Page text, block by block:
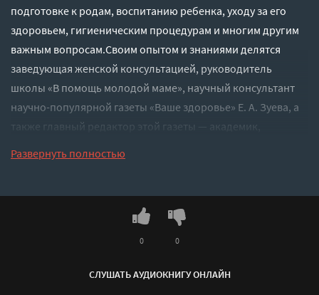
подготовке к родам, воспитанию ребенка, уходу за его
здоровьем, гигиеническим процедурам и многим другим
важным вопросам.Своим опытом и знаниями делятся
заведующая женской консультацией, руководитель
школы «В помощь молодой маме», научный консультант
научно-популярной газеты «Ваше здоровье» Е. А. Зуева, а
также главный редактор этой газеты — академик,
Зуева, Михаил Либинтов" онлайн бесплатно без
регистрации - полная версия
Развернуть полностью
СЛУШАТЬ АУДИОКНИГУ ОНЛАЙН
0 0